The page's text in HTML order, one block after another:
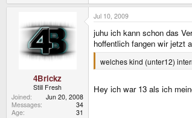
4Brickz
Still Fresh
Joined
Jun 20, 2008
Messages
34
Age
31
Jul 10, 2009
juhu ich kann schon das
hoffentlich fangen wir jetzt
welches kind (unter12)
Hey ich war 13 als ich